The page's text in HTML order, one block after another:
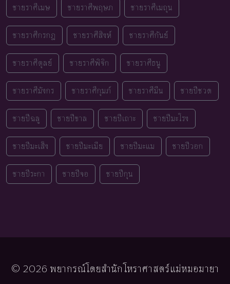
ชายราศีเมษ ชายราศีพฤษภ ชายราศีเมถุน
ชายราศีกรกฎ ชายราศีสิงห์ ชายราศีกันย์
ชายราศีตุลย์ ชายราศีพิจิก ชายราศีธนู
ชายราศีมังกร ชายราศีกุมภ์ ชายราศีมีน ชายปีชวด
ชายปีฉลู ชายปีขาล ชายปีเถาะ ชายปีมะโรง
ชายปีมะเส็ง ชายปีมะเมีย ชายปีมะแม ชายปีวอก
ชายปีระกา ชายปีจอ ชายปีกุน
© 2026 พยากรณ์โดยสำนักโหราศาสตร์แม่หมอมายา